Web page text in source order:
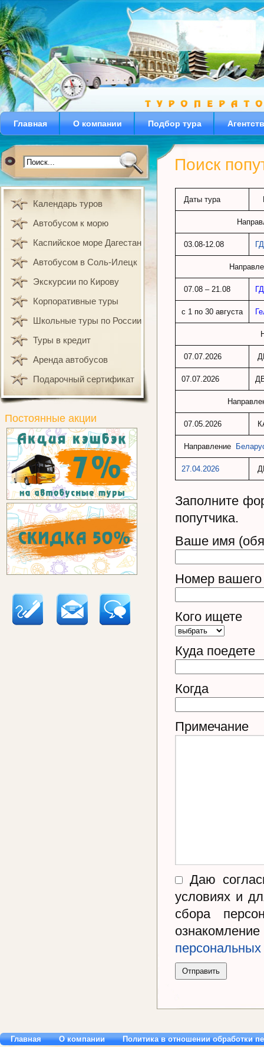
Главная О компании Подбор тура
Поиск
Даты тура
03.08-12.08
07.08 – 21.08
с 1 по 30 августа
07.07.2026
07.07.2026
07.05.2026
Направление
27.04.2026
Заполните
попутчика.
Ваше имя
Номер вашего
Кого ищете
Куда поедете
Когда
Примечание
Даю
условиях и
сбора
Календарь туров
Автобусом к морю
Каспийское море Дагестан
Автобусом в Соль-Илецк
Экскурсии по Кирову
Корпоративные туры
Школьные туры по России
Туры в кредит
Аренда автобусов
Подарочный сертификат
Постоянные акции
Главная О компании Политика в отношении обработки